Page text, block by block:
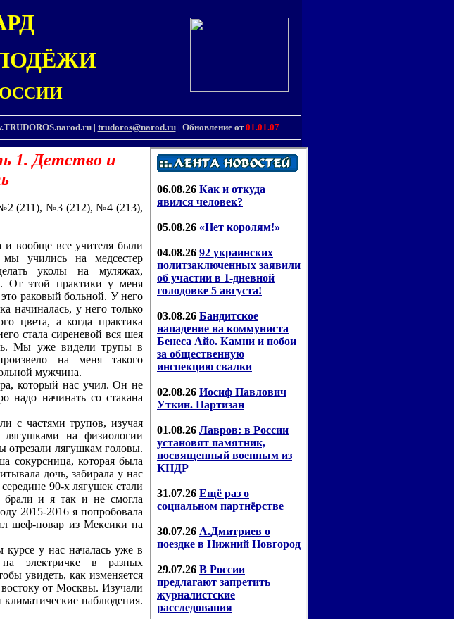
| trudoros@narod.ru| Обновление от01.01.07
1. Детство и
(211), №3 (212), №4 (213),
вообще все учителя были
учились на медсестер
уколы на муляжах,
От этой практики у меня
раковый больной. У него
начиналась, у него только
цвета, а когда практика
стала сиреневой вся шея
Мы уже видели трупы в
на меня такого
мужчина.
который нас учил. Он не
надо начинать со стакана
с частями трупов, изучая
на физиологии
лягушкам головы.
сокурсница, которая была
дочь, забирала у нас
90-х лягушек стали
брали и я так и не смогла
2015-2016 я попробовала
шеф-повар из Мексики на
у нас началась уже в
электричке в разных
увидеть, как изменяется
от Москвы. Изучали
наблюдения.